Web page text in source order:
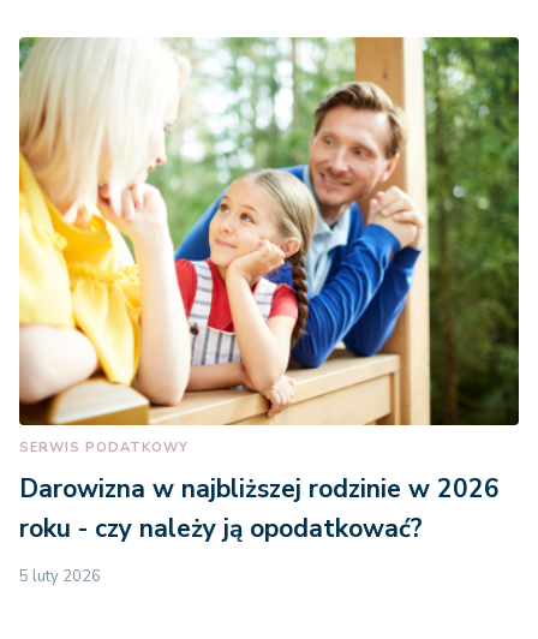
SERWIS PODATKOWY
Darowizna w najbliższej rodzinie w 2026
roku - czy należy ją opodatkować?
5 luty 2026